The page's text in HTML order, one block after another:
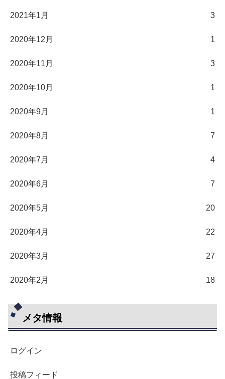
2021年1月 3
2020年12月 1
2020年11月 3
2020年10月 1
2020年9月 1
2020年8月 7
2020年7月 4
2020年6月 7
2020年5月 20
2020年4月 22
2020年3月 27
2020年2月 18
メタ情報
ログイン
投稿フィード